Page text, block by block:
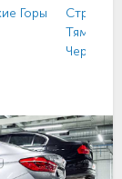
Горы
Струги
Тямша
Черёха